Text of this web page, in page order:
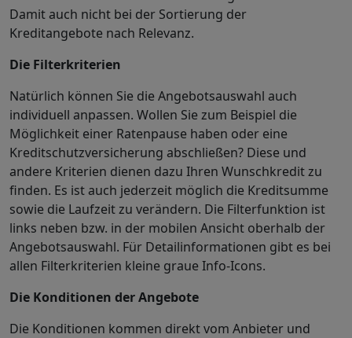
Damit auch nicht bei der Sortierung der
Kreditangebote nach Relevanz.
Die Filterkriterien
Natürlich können Sie die Angebotsauswahl auch
individuell anpassen. Wollen Sie zum Beispiel die
Möglichkeit einer Ratenpause haben oder eine
Kreditschutzversicherung abschließen? Diese und
andere Kriterien dienen dazu Ihren Wunschkredit zu
finden. Es ist auch jederzeit möglich die Kreditsumme
sowie die Laufzeit zu verändern. Die Filterfunktion ist
links neben bzw. in der mobilen Ansicht oberhalb der
Angebotsauswahl. Für Detailinformationen gibt es bei
allen Filterkriterien kleine graue Info-Icons.
Die Konditionen der Angebote
Die Konditionen kommen direkt vom Anbieter und